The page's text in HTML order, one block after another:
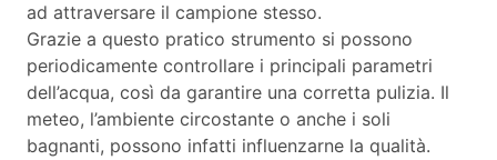
ad attraversare il campione stesso.
Grazie a questo pratico strumento si possono
periodicamente controllare i principali parametri
dell’acqua, così da garantire una corretta pulizia. Il
meteo, l’ambiente circostante o anche i soli
bagnanti, possono infatti influenzarne la qualità.